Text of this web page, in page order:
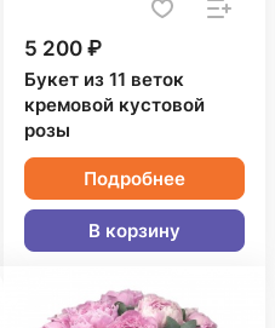
5 200 ₽
Букет из 11 веток
кремовой кустовой
розы
Подробнее
В корзину